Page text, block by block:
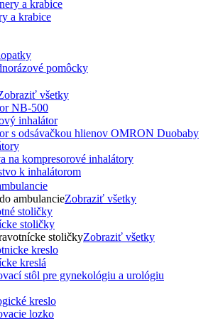
a krabice
pomôcky
všetky
inhalátor
k inhalátorom
ambulancieZobraziť všetky
stoličky
stoličkyZobraziť všetky
kreslá
kreslo